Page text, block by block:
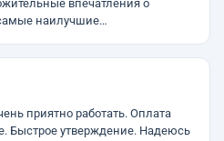
впечатления о
наилучшие…
приятно работать. Оплата
Быстрое утверждение. Надеюсь